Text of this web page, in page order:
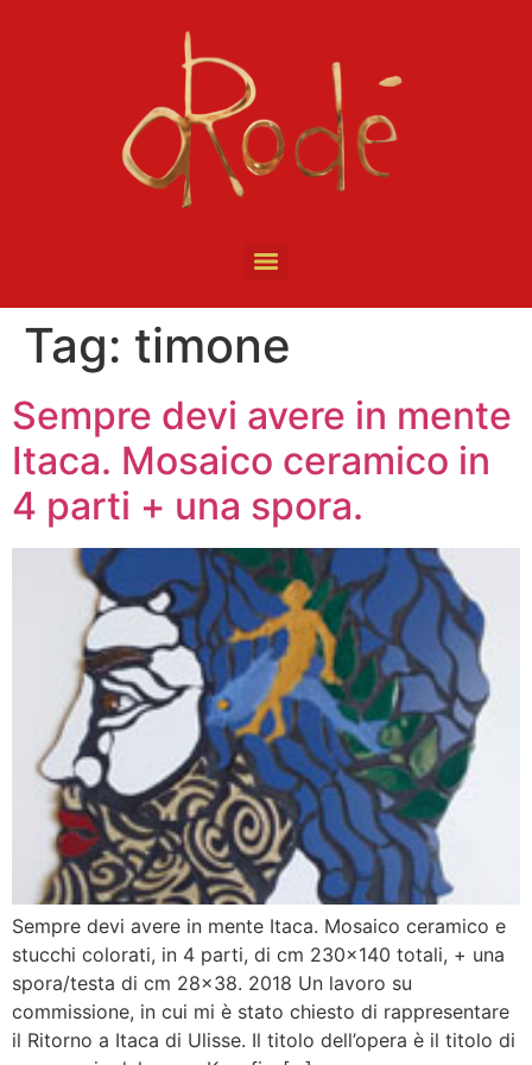
Tag: timone
Sempre devi avere in mente
Itaca. Mosaico ceramico in
4 parti + una spora.
Sempre devi avere in mente Itaca. Mosaico ceramico e
stucchi colorati, in 4 parti, di cm 230×140 totali, + una
spora/testa di cm 28×38. 2018 Un lavoro su
commissione, in cui mi è stato chiesto di rappresentare
il Ritorno a Itaca di Ulisse. Il titolo dell’opera è il titolo di